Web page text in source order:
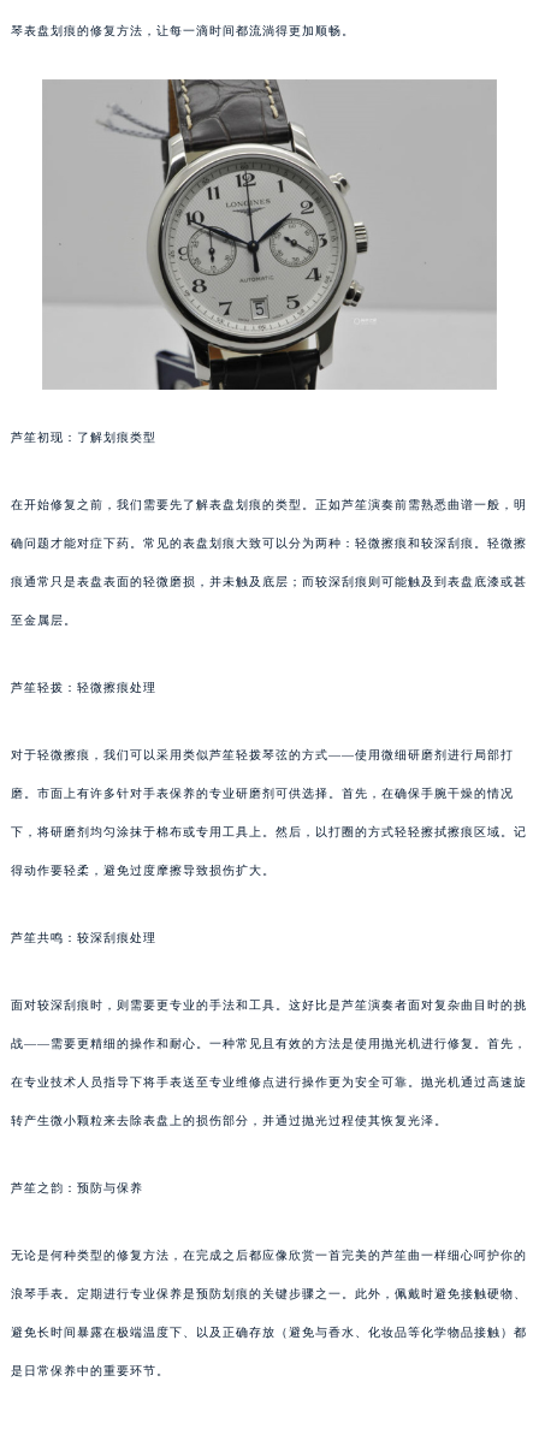
琴表盘划痕的修复方法，让每一滴时间都流淌得更加顺畅。
芦笙初现：了解划痕类型
在开始修复之前，我们需要先了解表盘划痕的类型。正如芦笙演奏前需熟悉曲谱一般，明
确问题才能对症下药。常见的表盘划痕大致可以分为两种：轻微擦痕和较深刮痕。轻微擦
痕通常只是表盘表面的轻微磨损，并未触及底层；而较深刮痕则可能触及到表盘底漆或甚
至金属层。
芦笙轻拨：轻微擦痕处理
对于轻微擦痕，我们可以采用类似芦笙轻拨琴弦的方式——使用微细研磨剂进行局部打
磨。市面上有许多针对手表保养的专业研磨剂可供选择。首先，在确保手腕干燥的情况
下，将研磨剂均匀涂抹于棉布或专用工具上。然后，以打圈的方式轻轻擦拭擦痕区域。记
得动作要轻柔，避免过度摩擦导致损伤扩大。
芦笙共鸣：较深刮痕处理
面对较深刮痕时，则需要更专业的手法和工具。这好比是芦笙演奏者面对复杂曲目时的挑
战——需要更精细的操作和耐心。一种常见且有效的方法是使用抛光机进行修复。首先，
在专业技术人员指导下将手表送至专业维修点进行操作更为安全可靠。抛光机通过高速旋
转产生微小颗粒来去除表盘上的损伤部分，并通过抛光过程使其恢复光泽。
芦笙之韵：预防与保养
无论是何种类型的修复方法，在完成之后都应像欣赏一首完美的芦笙曲一样细心呵护你的
浪琴手表。定期进行专业保养是预防划痕的关键步骤之一。此外，佩戴时避免接触硬物、
避免长时间暴露在极端温度下、以及正确存放（避免与香水、化妆品等化学物品接触）都
是日常保养中的重要环节。